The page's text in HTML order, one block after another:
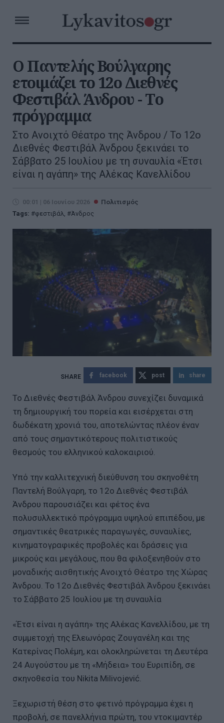
Ο Παντελής Βούλγαρης
ετοιμάζει το 12ο Διεθνές
Φεστιβάλ Άνδρου - Tο
πρόγραμμα
Στο Ανοιχτό Θέατρο της Άνδρου / Το 12ο
Διεθνές Φεστιβάλ Άνδρου ξεκινάει το
Σάββατο 25 Ιουλίου με τη συναυλία «Έτσι
είναι η αγάπη» της Αλέκας Κανελλίδου
00:01 | 06 Ιουνίου 2026
Πολιτισμός
Tags:
φεστιβάλ, Άνδρος
facebook post share
Το Διεθνές Φεστιβάλ Άνδρου συνεχίζει δυναμικά
τη δημιουργική του πορεία και εισέρχεται στη
δωδέκατη χρονιά του, αποτελώντας πλέον έναν
από τους σημαντικότερους πολιτιστικούς
θεσμούς του ελληνικού καλοκαιριού.
Υπό την καλλιτεχνική διεύθυνση του σκηνοθέτη
Παντελή Βούλγαρη, το 12ο Διεθνές Φεστιβάλ
Άνδρου παρουσιάζει και φέτος ένα
πολυσυλλεκτικό πρόγραμμα υψηλού επιπέδου, με
σημαντικές θεατρικές παραγωγές, συναυλίες,
κινηματογραφικές προβολές και δράσεις για
μικρούς και μεγάλους, που θα φιλοξενηθούν στο
μοναδικής αισθητικής Ανοιχτό Θέατρο της Χώρας
Άνδρου. Το 12ο Διεθνές Φεστιβάλ Άνδρου ξεκινάει
το Σάββατο 25 Ιουλίου με τη συναυλία
«Έτσι είναι η αγάπη» της Αλέκας Κανελλίδου, με τη
συμμετοχή της Ελεωνόρας Ζουγανέλη και της
Κατερίνας Πολέμη, και ολοκληρώνεται τη Δευτέρα
24 Αυγούστου με τη «Μήδεια» του Ευριπίδη, σε
σκηνοθεσία του Nikita Milivojević.
Ξεχωριστή θέση στο φετινό πρόγραμμα έχει η
προβολή, σε πανελλήνια πρώτη, του ντοκιμαντέρ